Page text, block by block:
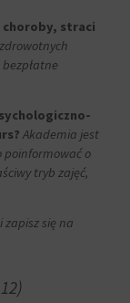
choroby, straci
Akademia jest
poinformować o
tryb zajęć,
zapisz się na